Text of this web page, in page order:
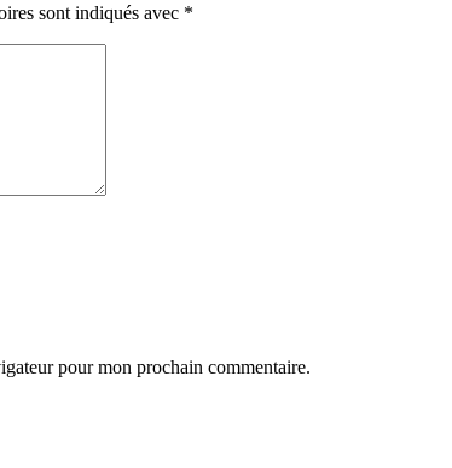
sont indiqués avec *
pour mon prochain commentaire.